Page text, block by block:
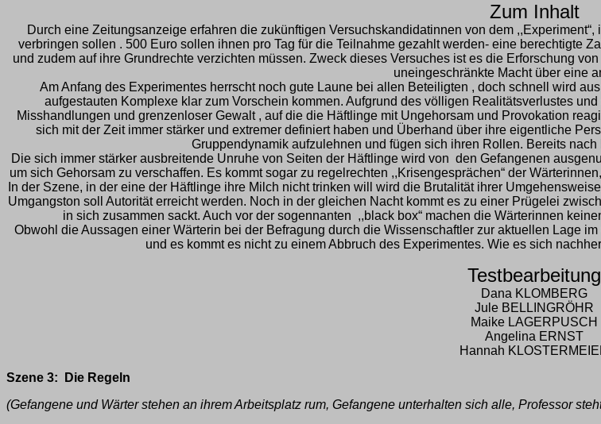
Zum Inhalt
Durch eine Zeitungsanzeige erfahren die zukünftigen Versuchskandidatinnen von dem
verbringen sollen . 500 Euro sollen ihnen pro Tag für die Teilnahme gezahlt werden- eine berechtigte
und zudem auf ihre Grundrechte verzichten müssen. Zweck dieses Versuches ist es die Erforschung
uneingeschränkte Macht über eine
Am Anfang des Experimentes herrscht noch gute Laune bei allen Beteiligten , doch schnell wird
aufgestauten Komplexe klar zum Vorschein kommen. Aufgrund des völligen Realitätsverlustes
Misshandlungen und grenzenloser Gewalt , auf die die Häftlinge mit Ungehorsam und Provokation
sich mit der Zeit immer stärker und extremer definiert haben und Überhand über ihre eigentliche
Gruppendynamik aufzulehnen und fügen sich ihren Rollen. Bereits
Die sich immer stärker ausbreitende Unruhe von Seiten der Häftlinge wird von den Gefangenen
um sich Gehorsam zu verschaffen. Es kommt sogar zu regelrechten ,,Krisengesprächen“ der
In der Szene, in der eine der Häftlinge ihre Milch nicht trinken will wird die Brutalität ihrer
Umgangston soll Autorität erreicht werden. Noch in der gleichen Nacht kommt es zu einer Prügelei
in sich zusammen sackt. Auch vor der sogennanten ,,black box“ machen die Wärterinnen
Obwohl die Aussagen einer Wärterin bei der Befragung durch die Wissenschaftler zur aktuellen Lage
und es kommt es nicht zu einem Abbruch des Experimentes. Wie es sich
Testbearbeitung
Dana KLOMBERG
Jule BELLINGRÖHR
Maike LAGERPUSCH
Angelina ERNST
Hannah
Szene 3: Die Regeln
(Gefangene und Wärter stehen an ihrem Arbeitsplatz rum, Gefangene unterhalten sich alle, Professor